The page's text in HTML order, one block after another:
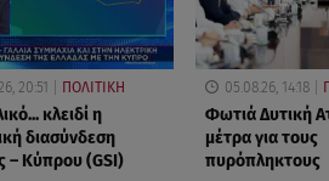
20:51 ΠΟΛΙΤΙΚΗ
κλειδί η
διασύνδεση
– Κύπρου (GSI)
05.08.26, 14:18
Φωτιά Δυτική
μέτρα για τους
πυρόπληκτους